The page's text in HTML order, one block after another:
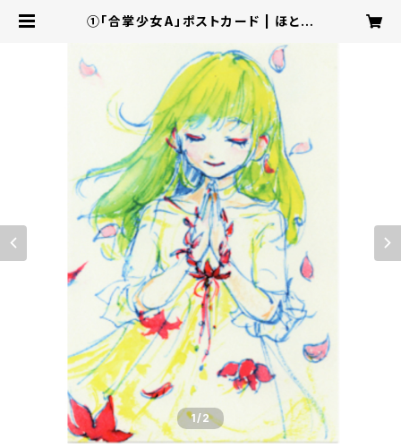
①「合掌少女A」ポストカード | ほとぽ
1/2